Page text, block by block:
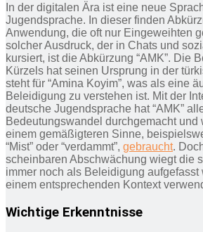
In der digitalen Ära ist eine neue
Jugendsprache. In dieser finden
Anwendung, die oft nur Eingeweihten
solcher Ausdruck, der in Chats und
kursiert, ist die Abkürzung “AMK”. Die
Kürzels hat seinen Ursprung in der
steht für “Amina Koyim”, was als eine
Beleidigung zu verstehen ist. Mit der
deutsche Jugendsprache hat “AMK”
Bedeutungswandel durchgemacht und
einem gemäßigteren Sinne,
“Mist” oder “verdammt”, gebraucht.
scheinbaren Abschwächung wiegt die
immer noch als Beleidigung aufgefasst
einem entsprechenden Kontext
Wichtige Erkenntnisse